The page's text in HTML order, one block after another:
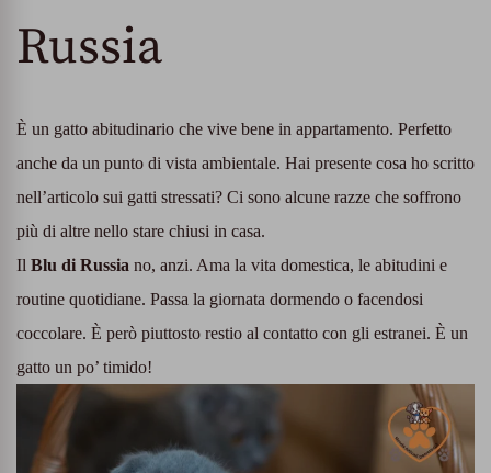
Russia
È un gatto abitudinario che vive bene in appartamento. Perfetto
anche da un punto di vista ambientale. Hai presente cosa ho scritto
nell’articolo sui gatti stressati? Ci sono alcune razze che soffrono
più di altre nello stare chiusi in casa.
Il Blu di Russia no, anzi. Ama la vita domestica, le abitudini e
routine quotidiane. Passa la giornata dormendo o facendosi
coccolare. È però piuttosto restio al contatto con gli estranei. È un
gatto un po’ timido!